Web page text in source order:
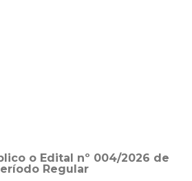
o Edital nº 004/2026 de
Regular